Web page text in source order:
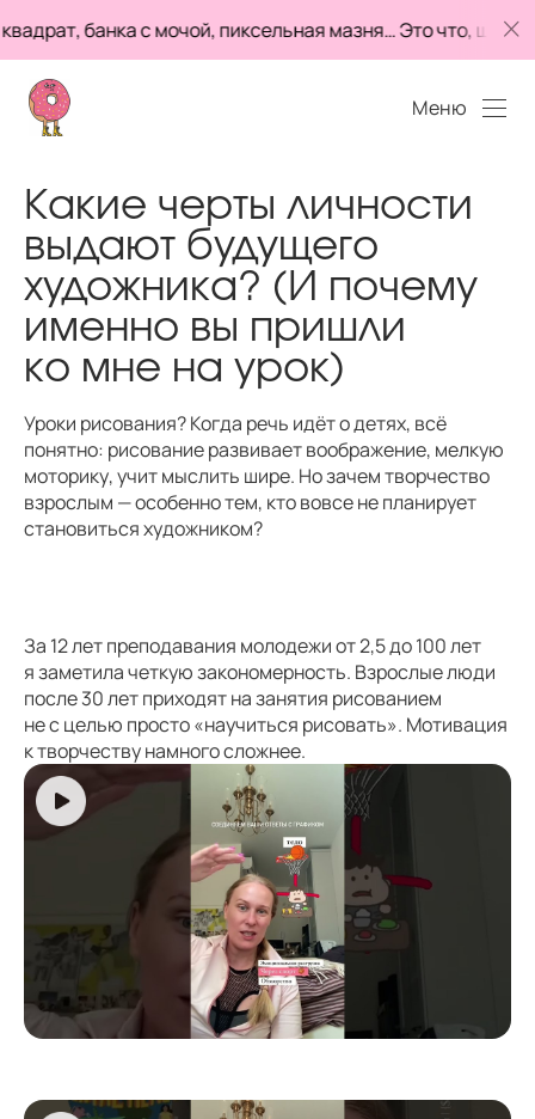
банка с мочой, пиксельная мазня… Это что,
Меню
Какие черты личности
выдают будущего
художника? (И почему
именно вы пришли
ко мне на урок)
Уроки рисования? Когда речь идёт о детях, всё
понятно: рисование развивает воображение, мелкую
моторику, учит мыслить шире. Но зачем творчество
взрослым — особенно тем, кто вовсе не планирует
становиться художником?
За 12 лет преподавания молодежи от 2,5 до 100 лет
я заметила четкую закономерность. Взрослые люди
после 30 лет приходят на занятия рисованием
не с целью просто «научиться рисовать». Мотивация
к творчеству намного сложнее.